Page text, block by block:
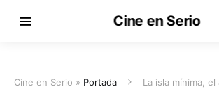
Cine en Serio
Cine en Serio » Portada
La isla mínima,